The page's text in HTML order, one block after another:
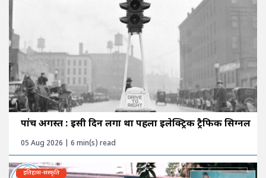
पांच अगस्त : इसी दिन लगा था पहला इलेक्ट्रिक ट्रैफिक सिग्नल
05 Aug 2026 | 6 min(s) read
इतिहास-संस्कृति